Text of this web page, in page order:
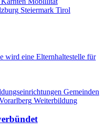
Steiermark Tirol
wird eine Elternhaltestelle für
Gemeinden
Weiterbildung